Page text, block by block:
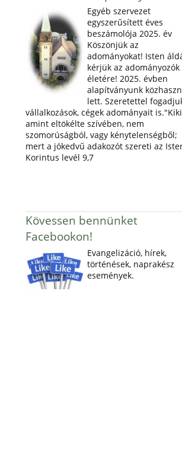
Egyéb szervezet
egyszerűsített éves
beszámolója 2025. év
Köszönjük az
adományokat! Isten
kérjük az adományozók
életére! 2025. évben
alapítványunk
lett. Szeretettel
vállalkozások, cégek adományait is."Kiki
amint eltökélte szívében, nem
szomorúságból, vagy kénytelenségből;
mert a jókedvű adakozót szereti az
Korintus levél 9,7
Kövessen bennünket
Facebookon!
Evangelizáció, hírek,
történések, naprakész
események.